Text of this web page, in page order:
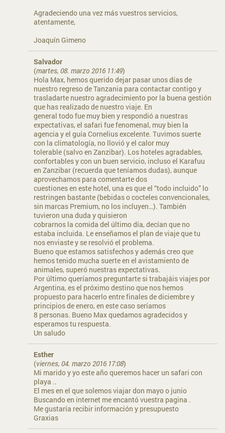
Agradeciendo una vez más vuestros servicios,
atentamente,
Joaquín Gimeno
Salvador
(martes, 08. marzo 2016 11:49)
Hola Max, hemos querido dejar pasar unos días de
nuestro regreso de Tanzania para contactar contigo y
trasladarte nuestro agradecimiento por la buena gestión
que has realizado de nuestro viaje. En
general todo fue muy bien y respondió a nuestras
expectativas, el safari fue fenomenal, muy bien la
agencia y el guía Cornelius excelente. Tuvimos suerte
con la climatología, no llovió y el calor muy
tolerable (salvo en Zanzibar). Los hoteles agradables,
confortables y con un buen servicio, incluso el Karafuu
en Zanzibar (recuerda que teníamos dudas), aunque
aprovechamos para comentarte dos
cuestiones en este hotel, una es que el “todo incluido” lo
restringen bastante (bebidas o cocteles convencionales,
sin marcas Premium, no los incluyen…). También
tuvieron una duda y quisieron
cobrarnos la comida del último día, decían que no
estaba incluida. Le enseñamos el plan de viaje que tu
nos enviaste y se resolvió el problema.
Bueno que estamos satisfechos y además creo que
hemos tenido mucha suerte en el avistamiento de
animales, superó nuestras expectativas.
Por último queríamos preguntarte si trabajáis viajes por
Argentina, es el próximo destino que nos hemos
propuesto para hacerlo entre finales de diciembre y
principios de enero, en este caso seríamos
8 personas. Bueno Max quedamos agradecidos y
esperamos tu respuesta.
Un saludo
Esther
(viernes, 04. marzo 2016 17:08)
Mi marido y yo este año queremos hacer un safari con
playa ..
El mes en el que solemos viajar don mayo o junio
Buscando en internet me encantó vuestra pagina .
Me gustaría recibir información y presupuesto
Graxias